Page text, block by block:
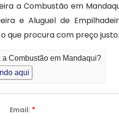
a Combustão em
e Aluguel de
que procura com preço justo.
Combustão em Mandaqui?
aqui
Email: *